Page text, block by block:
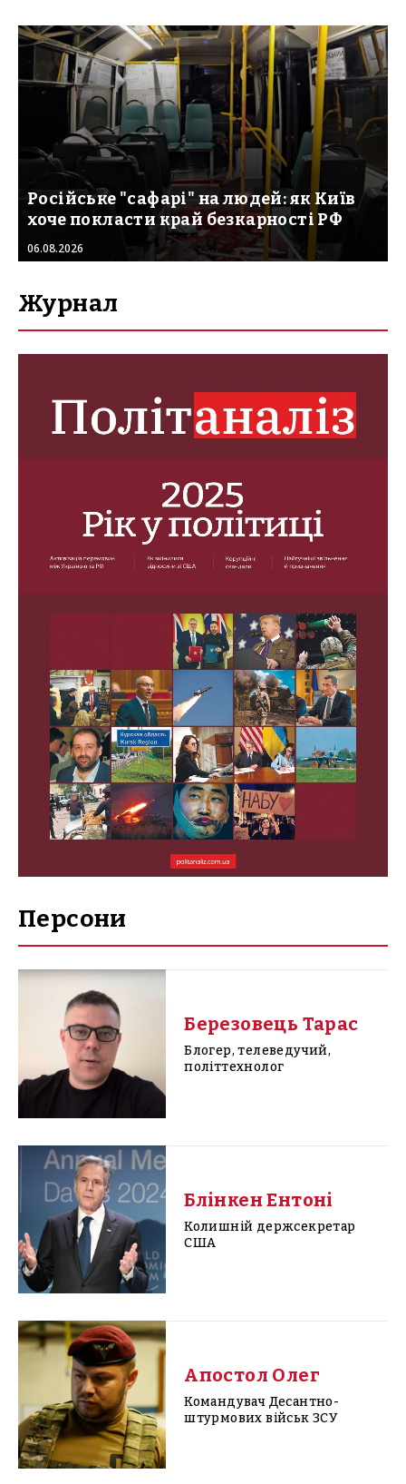
Російське "сафарі" на людей: як Київ
хоче покласти край безкарності РФ
06.08.2026
Журнал
Персони
Березовець Тарас
Блогер, телеведучий,
політтехнолог
Блінкен Ентоні
Колишній держсекретар
США
Апостол Олег
Командувач Десантно-
штурмових військ ЗСУ